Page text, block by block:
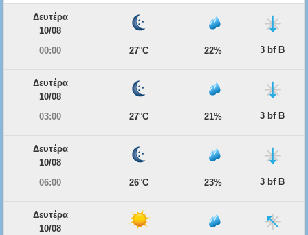
Δευτέρα
10/08
00:00
27°C 22% 3 bf Β
Δευτέρα
10/08
03:00
27°C 21% 3 bf Β
Δευτέρα
10/08
06:00
26°C 23% 3 bf Β
Δευτέρα
10/08